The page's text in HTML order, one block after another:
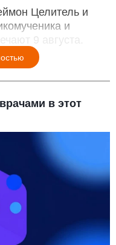
Целитель и
и
9 августа.
в этот